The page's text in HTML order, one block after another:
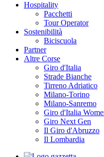
Hospitality
Pacchetti
Tour Operator
Sostenibilità
Biciscuola
Partner
Altre Corse
Giro d'Italia
Strade Bianche
Tirreno Adriatico
Milano-Torino
Milano-Sanremo
Giro d'Italia
Giro Next Gen
Il Giro d'Abruzzo
Il Lombardia